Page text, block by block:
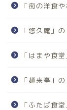
「街の洋食
「悠久庵」
「はまや食
「麺来亭」
「ふたば食